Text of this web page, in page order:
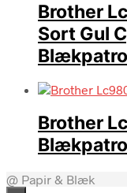
Brother
Sort Gul
Brother
@ Papir & Blæk